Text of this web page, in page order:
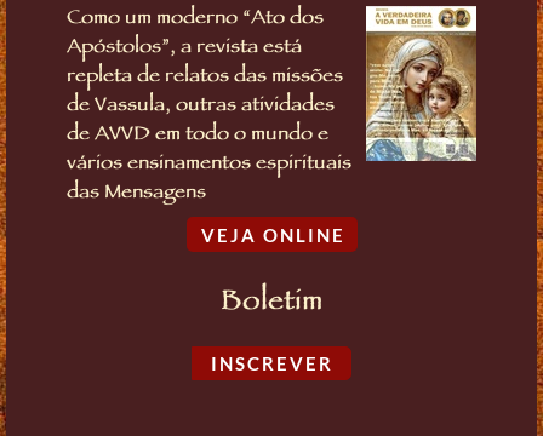
Como um moderno “Ato dos
Apóstolos”, a revista está
repleta de relatos das missões
de Vassula, outras atividades
de AVVD em todo o mundo e
vários ensinamentos espirituais
das Mensagens
VEJA ONLINE
Boletim
INSCREVER